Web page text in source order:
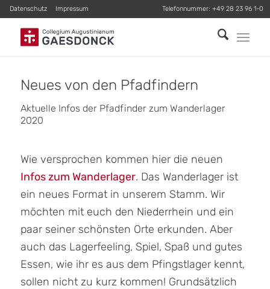
Datenschutz Impressum Telefonnummer: +49 28 23 96 1-0
Neues von den Pfadfindern
Aktuelle Infos der Pfadfinder zum Wanderlager
2020
Wie versprochen kommen hier die neuen
Infos zum Wanderlager. Das Wanderlager ist
ein neues Format in unserem Stamm. Wir
möchten mit euch den Niederrhein und ein
paar seiner schönsten Orte erkunden. Aber
auch das Lagerfeeling, Spiel, Spaß und gutes
Essen, wie ihr es aus dem Pfingstlager kennt,
sollen nicht zu kurz kommen! Grundsätzlich